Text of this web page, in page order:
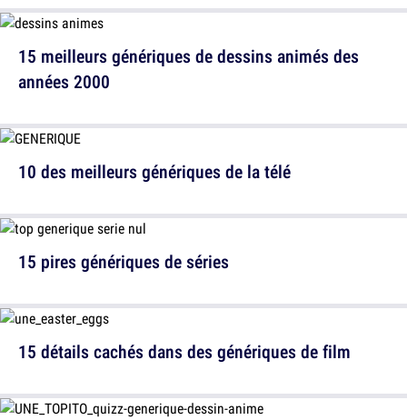
10 des meilleurs génériques de la télé
15 détails cachés dans des génériques de film
15 meilleurs génériques de dessins animés des
années 2000
15 pires génériques de séries